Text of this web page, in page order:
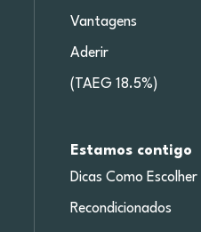
Vantagens
Aderir
(TAEG 18.5%)
Estamos contigo
Dicas Como Escolher
Recondicionados